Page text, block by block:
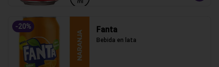
-20% Fanta
Bebida en lata